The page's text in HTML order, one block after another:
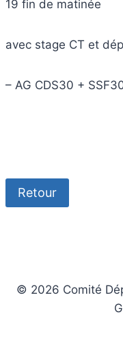
19 fin de matinée
avec stage CT et
– AG CDS30 +
Retour
© 2026 Comité